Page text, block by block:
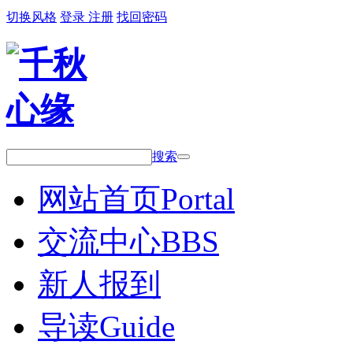
切换风格 登录 注册 找回密码
搜索
网站首页Portal
交流中心BBS
新人报到
导读Guide